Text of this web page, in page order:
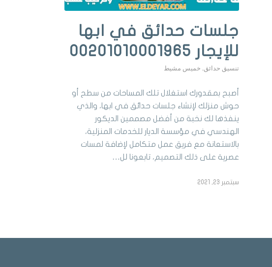
جلسات حدائق في ابها
للإيجار 00201010001965
تنسيق حدائق, خميس مشيط
أصبح بمقدورك استغلال تلك المساحات من سطح أو
حوش منزلك لإنشاء جلسات حدائق في ابها، والذي
ينفذها لك نخبة من أفضل مصممين الديكور
الهندسي في مؤسسة الديار للخدمات المنزلية،
بالاستعانة مع فريق عمل متكامل لإضافة لمسات
عصرية على ذلك التصميم، تابعونا لل…
سبتمبر 23, 2021